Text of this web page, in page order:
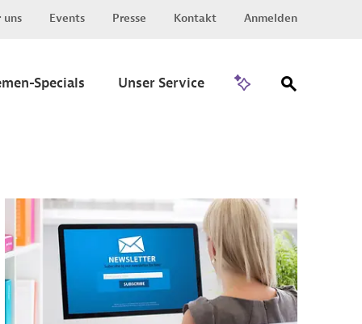
uns Events Presse Kontakt Anmelden
Specials Unser Service